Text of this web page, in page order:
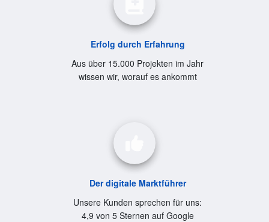
Erfolg durch Erfahrung
Aus über 15.000 Projekten im Jahr
wissen wir, worauf es ankommt
Der digitale Marktführer
Unsere Kunden sprechen für uns:
4,9 von 5 Sternen auf Google